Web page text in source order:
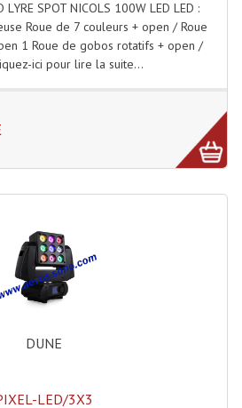
SPOT NICOLS 100W LED LED :
Roue de 7 couleurs + open / Roue
1 Roue de gobos rotatifs + open /
ici pour lire la suite...
DUNE
LED/3X3